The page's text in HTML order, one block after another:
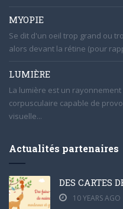
MYOPIE
Se dit d'un oeil trop grand ou
alors devant la rétine (pour
LUMIÈRE
La lumière est un
corpusculaire capable de
visuelle...
Actualités partenaires
DES CARTES
10 YEARS AGO